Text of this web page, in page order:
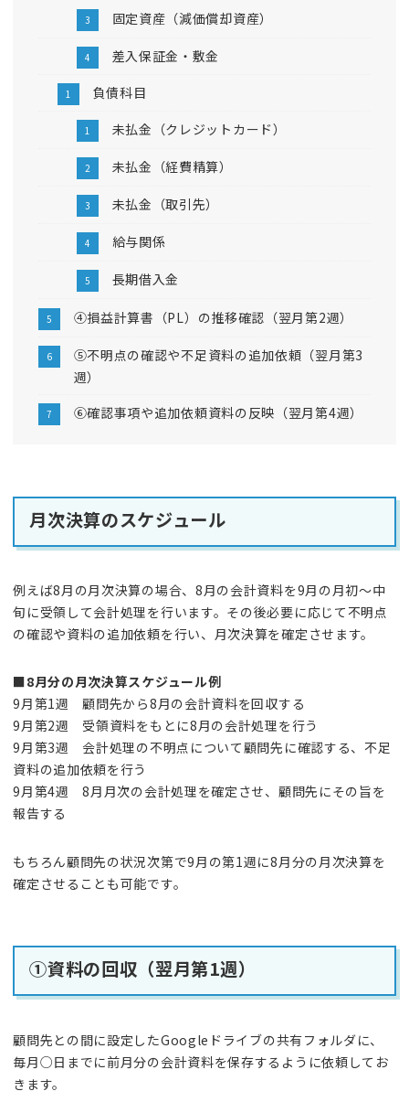
固定資産（減価償却資産）
差入保証金・敷金
負債科目
未払金（クレジットカード）
未払金（経費精算）
未払金（取引先）
給与関係
長期借入金
④損益計算書（PL）の推移確認（翌月第2週）
⑤不明点の確認や不足資料の追加依頼（翌月第3
週）
⑥確認事項や追加依頼資料の反映（翌月第4週）
月次決算のスケジュール
例えば8月の月次決算の場合、8月の会計資料を9月の月初～中
旬に受領して会計処理を行います。その後必要に応じて不明点
の確認や資料の追加依頼を行い、月次決算を確定させます。
■8月分の月次決算スケジュール例
9月第1週 顧問先から8月の会計資料を回収する
9月第2週 受領資料をもとに8月の会計処理を行う
9月第3週 会計処理の不明点について顧問先に確認する、不足
資料の追加依頼を行う
9月第4週 8月月次の会計処理を確定させ、顧問先にその旨を
報告する
もちろん顧問先の状況次第で9月の第1週に8月分の月次決算を
確定させることも可能です。
①資料の回収（翌月第1週）
顧問先との間に設定したGoogleドライブの共有フォルダに、
毎月○日までに前月分の会計資料を保存するように依頼してお
きます。